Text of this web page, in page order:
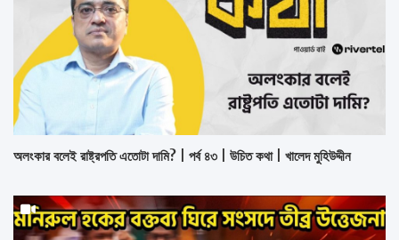
অলংকার বলেই রাষ্ট্রপতি এতোটা দামি? | পর্ব ৪৩ | উচিত কথা | খালেদ মুহিউদ্দীন